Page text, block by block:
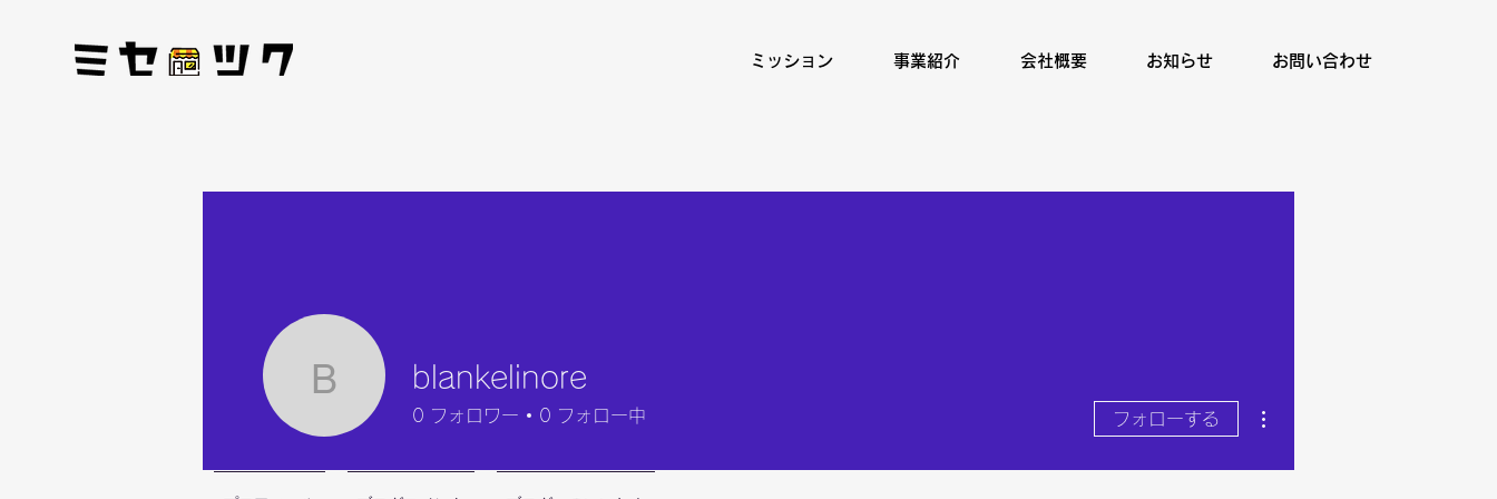
ミッション 事業紹介 会社概要 お知らせ お問い合わせ
blankelinore
blankelinore
0 フォロワー 0 フォロー中 フォローする